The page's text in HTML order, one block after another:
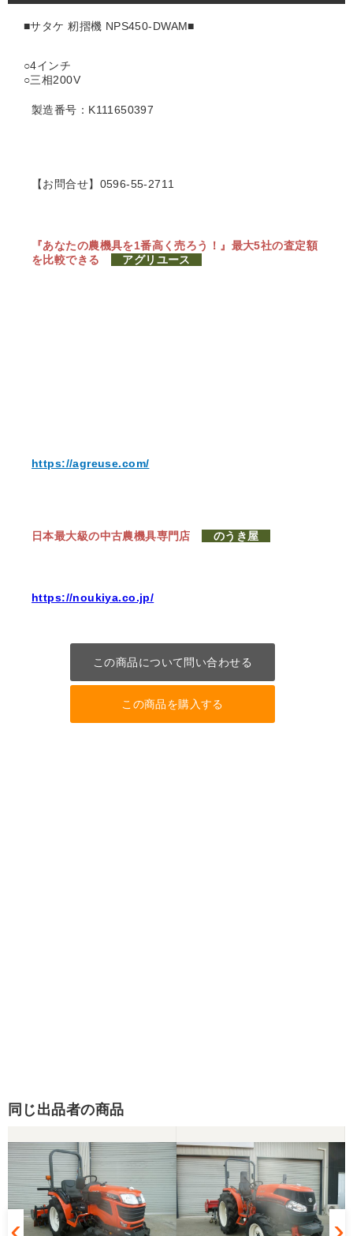
■サタケ 籾摺機 NPS450-DWAM■
○4インチ
○三相200V
製造番号：K111650397
【お問合せ】0596-55-2711
『あなたの農機具を1番高く売ろう！』 最大5社の査定額
を比較できる
アグリユース
https://agreuse.com/
日本最大級の中古農機具専門店 のうき屋
https://noukiya.co.jp/
この商品について問い合わせる
この商品を購入する
同じ出品者の商品